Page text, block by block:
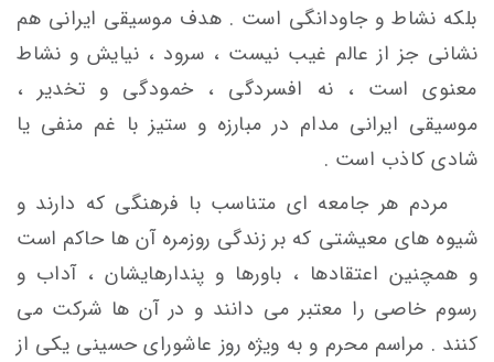
بلکه نشاط و جاودانگی است . هدف موسیقی ایرانی هم
نشانی جز از عالم غیب نیست ، سرود ، نیایش و نشاط
معنوی است ، نه افسردگی ، خمودگی و تخدیر ،
موسیقی ایرانی مدام در مبارزه و ستیز با غم منفی یا
شادی کاذب است .
مردم هر جامعه ای متناسب با فرهنگی که دارند و
شیوه های معیشتی که بر زندگی روزمره آن ها حاکم است
و همچنین اعتقادها ، باورها و پندارهایشان ، آداب و
رسوم خاصی را معتبر می دانند و در آن ها شرکت می
کنند . مراسم محرم و به ویژه روز عاشورای حسینی یکی از